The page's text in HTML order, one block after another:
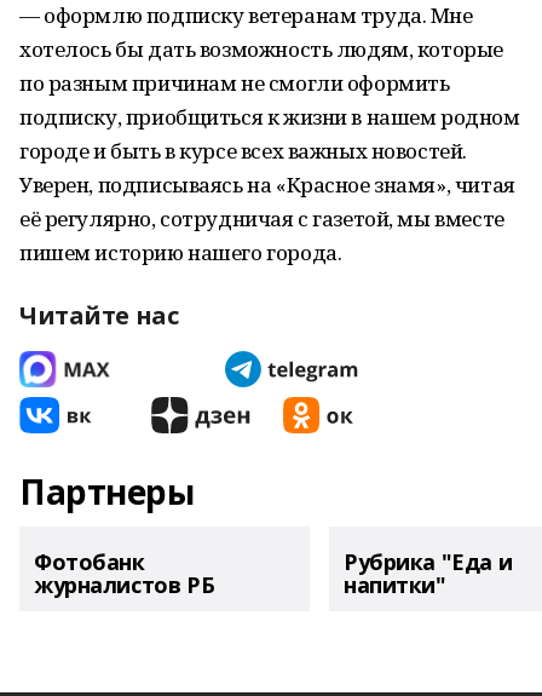
— оформлю подписку ветеранам труда. Мне
хотелось бы дать возможность людям, которые
по разным причинам не смогли оформить
подписку, приобщиться к жизни в нашем родном
городе и быть в курсе всех важных новостей.
Уверен, подписываясь на «Красное знамя», читая
её регулярно, сотрудничая с газетой, мы вместе
пишем историю нашего города.
Читайте нас
Партнеры
Фотобанк
журналистов РБ
Рубрика "Еда и
напитки"